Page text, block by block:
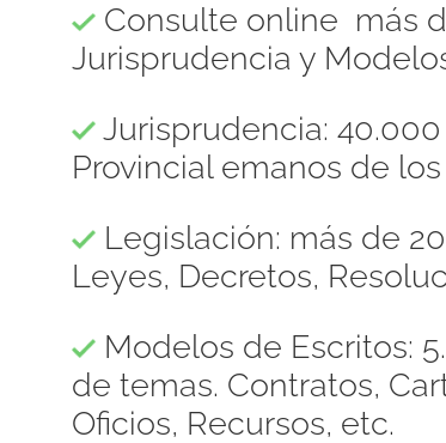
Consulte online más
Jurisprudencia y
Jurisprudencia:
Provincial emanos de
Legislación: más de
Leyes, Decretos,
Modelos de Escritos:
de temas. Contratos,
Oficios, Recursos, etc.